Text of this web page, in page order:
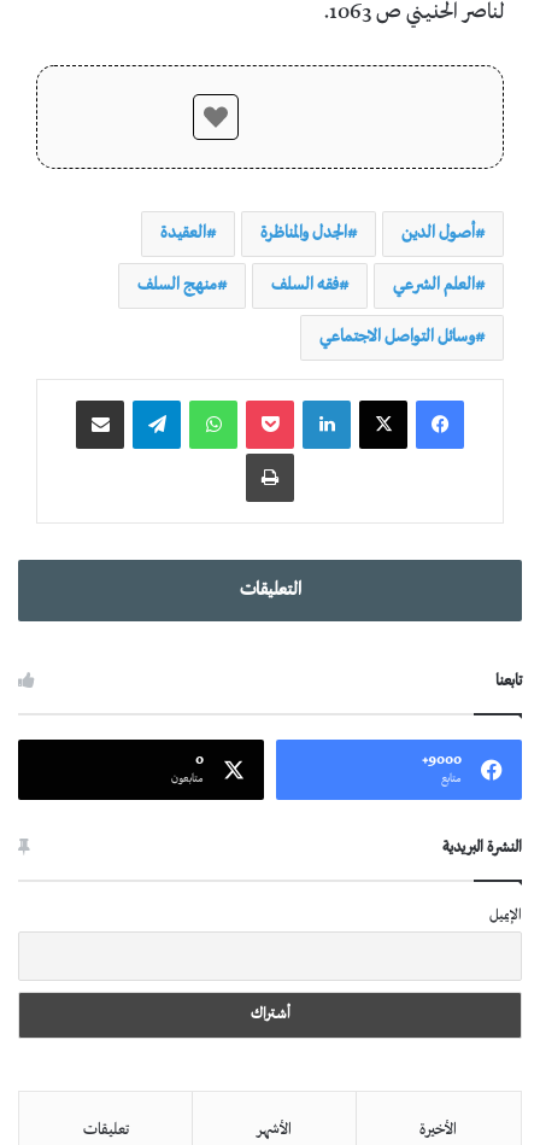
لناصر الحنيني ص 1063.
أصول الدين الجدل والمناظرة العقيدة
العلم الشرعي فقه السلف منهج السلف
وسائل التواصل الاجتماعي
واتساب
التعليقات
تابعنا
9000+
متابع
0
متابعون
النشرة البريدية
الإيميل
الأخيرة الأشهر تعليقات